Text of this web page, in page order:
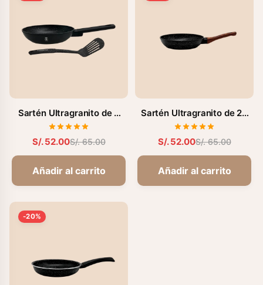
Sartén Ultragranito de 2
Pzas - 18 cm (FZ-M193L)
S/. 52.00S/. 65.00
Añadir al carrito
Sartén Ultragranito de 20
cm (FZ-V220BW)
S/. 52.00S/. 65.00
Añadir al carrito
-20%